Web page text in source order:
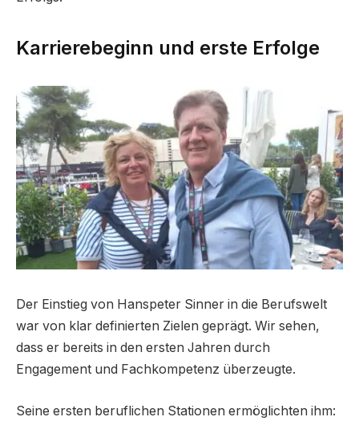
Karrierebeginn und erste Erfolge
Der Einstieg von Hanspeter Sinner in die Berufswelt
war von klar definierten Zielen geprägt. Wir sehen,
dass er bereits in den ersten Jahren durch
Engagement und Fachkompetenz überzeugte.
Seine ersten beruflichen Stationen ermöglichten ihm: